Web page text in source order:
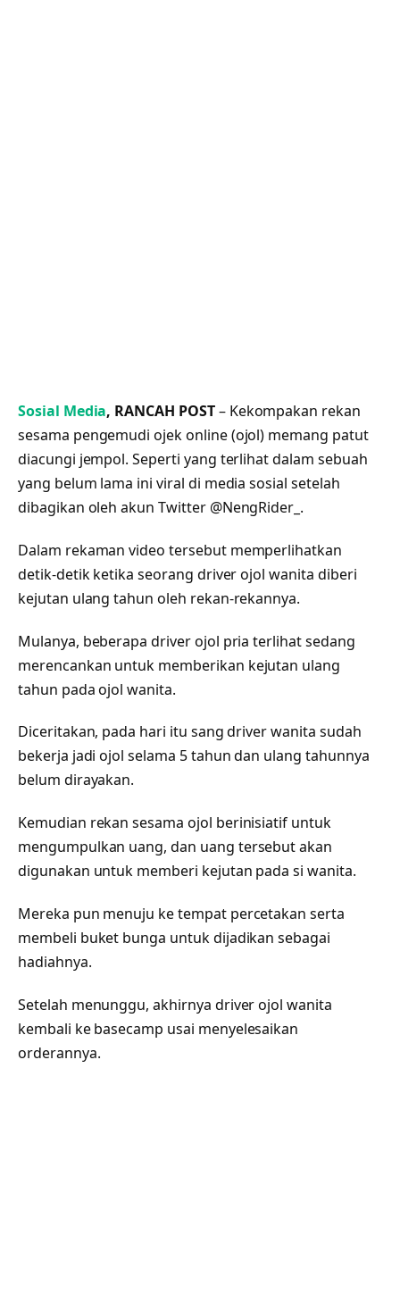
Sosial Media, RANCAH POST– Kekompakan rekan
sesama pengemudi ojek online (ojol) memang patut
diacungi jempol. Seperti yang terlihat dalam sebuah
yang belum lama ini viral di media sosial setelah
dibagikan oleh akun Twitter @NengRider_.
Dalam rekaman video tersebut memperlihatkan
detik-detik ketika seorang driver ojol wanita diberi
kejutan ulang tahun oleh rekan-rekannya.
Mulanya, beberapa driver ojol pria terlihat sedang
merencankan untuk memberikan kejutan ulang
tahun pada ojol wanita.
Diceritakan, pada hari itu sang driver wanita sudah
bekerja jadi ojol selama 5 tahun dan ulang tahunnya
belum dirayakan.
Kemudian rekan sesama ojol berinisiatif untuk
mengumpulkan uang, dan uang tersebut akan
digunakan untuk memberi kejutan pada si wanita.
Mereka pun menuju ke tempat percetakan serta
membeli buket bunga untuk dijadikan sebagai
hadiahnya.
Setelah menunggu, akhirnya driver ojol wanita
kembali ke basecamp usai menyelesaikan
orderannya.